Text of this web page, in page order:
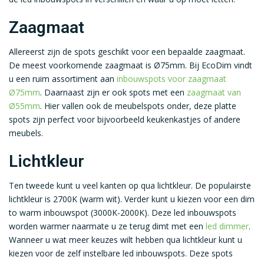
Zaagmaat
Allereerst zijn de spots geschikt voor een bepaalde zaagmaat.
De meest voorkomende zaagmaat is Ø75mm. Bij EcoDim vindt
u een ruim assortiment aan inbouwspots voor zaagmaat
Ø75mm. Daarnaast zijn er ook spots met een zaagmaat van
Ø55mm. Hier vallen ook de meubelspots onder, deze platte
spots zijn perfect voor bijvoorbeeld keukenkastjes of andere
meubels.
Lichtkleur
Ten tweede kunt u veel kanten op qua lichtkleur. De populairste
lichtkleur is 2700K (warm wit). Verder kunt u kiezen voor een dim
to warm inbouwspot (3000K-2000K). Deze led inbouwspots
worden warmer naarmate u ze terug dimt met een led dimmer.
Wanneer u wat meer keuzes wilt hebben qua lichtkleur kunt u
kiezen voor de zelf instelbare led inbouwspots. Deze spots